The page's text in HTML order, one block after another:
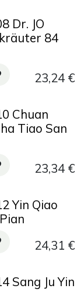
Dr. JO
84
23,24€
Chuan
Tiao San
23,34€
Yin Qiao
24,31 €
Sang Ju Yin